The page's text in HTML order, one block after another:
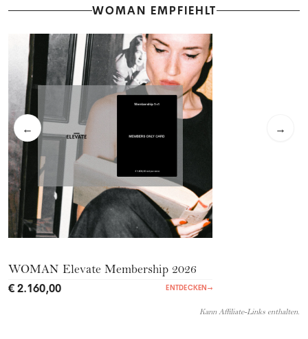
WOMAN EMPFIEHLT
← →
WOMAN Elevate Membership 2026
€ 2.160,00 ENTDECKEN→
Kann Affiliate-Links enthalten.